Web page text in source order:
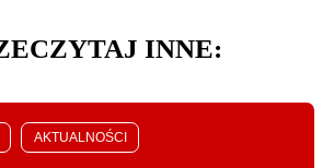
INNE:
AKTUALNOŚCI